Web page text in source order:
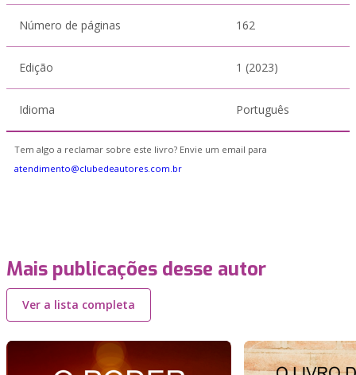
Número de páginas 162
Edição 1 (2023)
Idioma Português
Tem algo a reclamar sobre este livro? Envie um email para
atendimento@clubedeautores.com.br
Mais publicações desse autor
Ver a lista completa